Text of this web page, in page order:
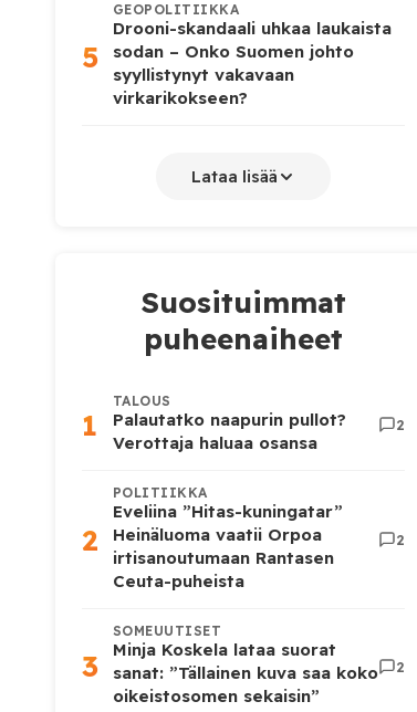
5
GEOPOLITIIKKA
Drooni-skandaali uhkaa laukaista
sodan – Onko Suomen johto
syyllistynyt vakavaan
virkarikokseen?
Lataa lisää
Suosituimmat
puheenaiheet
1
TALOUS
Palautatko naapurin pullot?
Verottaja haluaa osansa
2
2
POLITIIKKA
Eveliina ”Hitas-kuningatar”
Heinäluoma vaatii Orpoa
irtisanoutumaan Rantasen
Ceuta-puheista
2
3
SOMEUUTISET
Minja Koskela lataa suorat
sanat: ”Tällainen kuva saa koko
oikeistosomen sekaisin”
2